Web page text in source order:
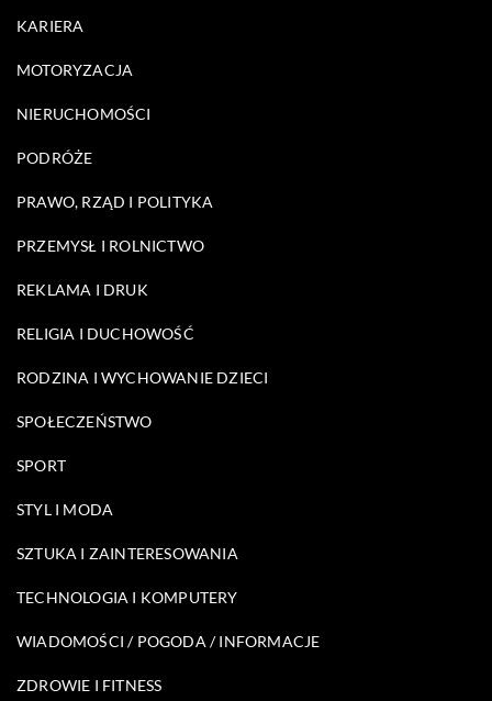
KARIERA
MOTORYZACJA
NIERUCHOMOŚCI
PODRÓŻE
PRAWO, RZĄD I POLITYKA
PRZEMYSŁ I ROLNICTWO
REKLAMA I DRUK
RELIGIA I DUCHOWOŚĆ
RODZINA I WYCHOWANIE DZIECI
SPOŁECZEŃSTWO
SPORT
STYL I MODA
SZTUKA I ZAINTERESOWANIA
TECHNOLOGIA I KOMPUTERY
WIADOMOŚCI / POGODA / INFORMACJE
ZDROWIE I FITNESS